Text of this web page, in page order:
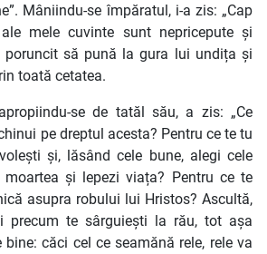
Mâniindu-se împăratul, i-a zis: „Cap
mele cuvinte sunt nepricepute și
poruncit să pună la gura lui undița și
toată cetatea.
se de tatăl său, a zis: „Ce
pe dreptul acesta? Pentru ce te tu
și, lăsând cele bune, alegi cele
moartea și lepezi viața? Pentru ce te
asupra robului lui Hristos? Ascultă,
precum te sârguiești la rău, tot așa
căci cel ce seamănă rele, rele va